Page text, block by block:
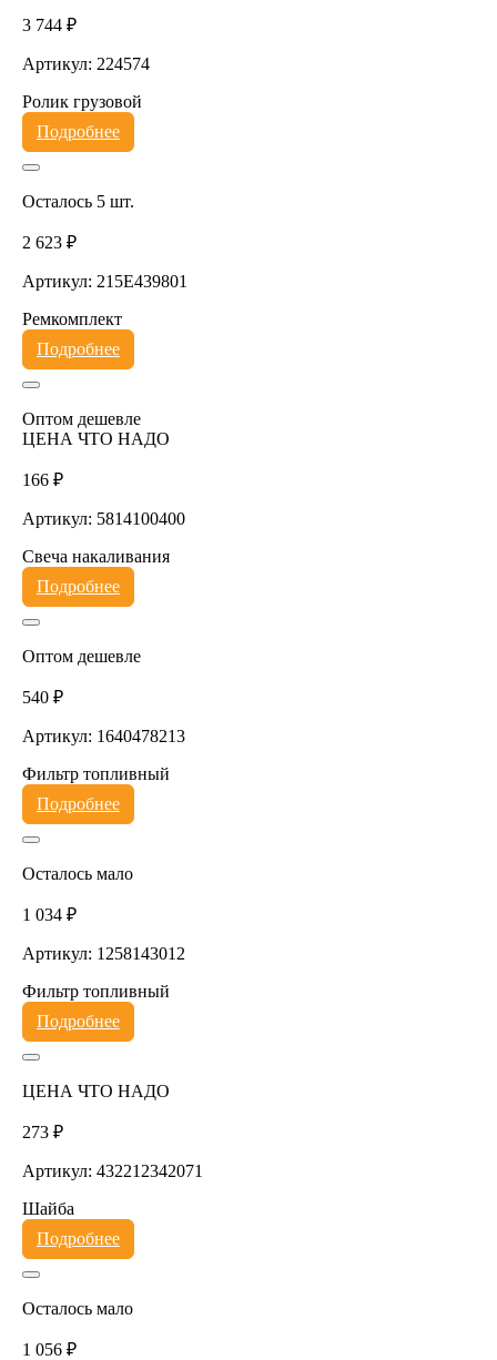
3 744 ₽
Артикул: 224574
Ролик грузовой
Подробнее
Осталось 5 шт.
2 623 ₽
Артикул: 215E439801
Ремкомплект
Подробнее
Оптом дешевле
ЦЕНА ЧТО НАДО
166 ₽
Артикул: 5814100400
Свеча накаливания
Подробнее
Оптом дешевле
540 ₽
Артикул: 1640478213
Фильтр топливный
Подробнее
Осталось мало
1 034 ₽
Артикул: 1258143012
Фильтр топливный
Подробнее
ЦЕНА ЧТО НАДО
273 ₽
Артикул: 432212342071
Шайба
Подробнее
Осталось мало
1 056 ₽